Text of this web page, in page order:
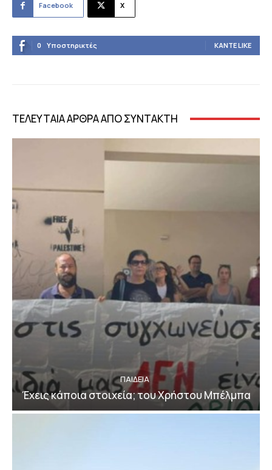
Facebook X
0 Υποστηρικτές ΚΆΝΤΕ LIKE
ΤΕΛΕΥΤΑΙΑ ΑΡΘΡΑ ΑΠΟ ΣΥΝΤΑΚΤΗ
ΠΑΙΔΕΙΑ
Έχεις κάποια στοιχεία; του Χρήστου Μπέλμπα